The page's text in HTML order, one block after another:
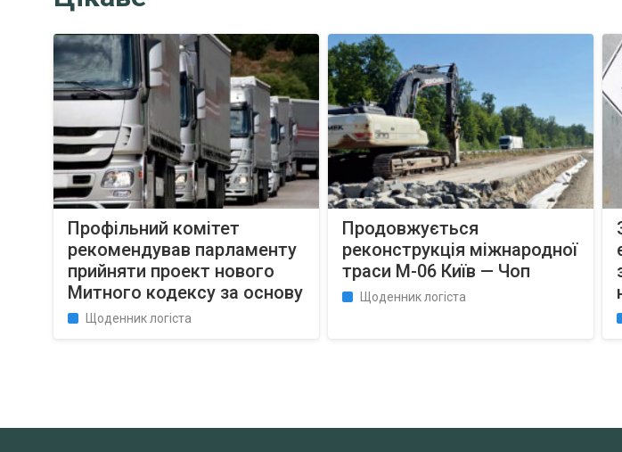
Профільний комітет
рекомендував парламенту
прийняти проект нового
Митного кодексу за основу
Щоденник логіста
Продовжується
реконструкція міжнародної
траси М-06 Київ — Чоп
Щоденник логіста